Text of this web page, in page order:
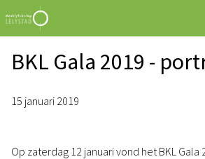
BKL Gala 2019 -
15 januari 2019
Op zaterdag 12 januari vond het BKL Gala